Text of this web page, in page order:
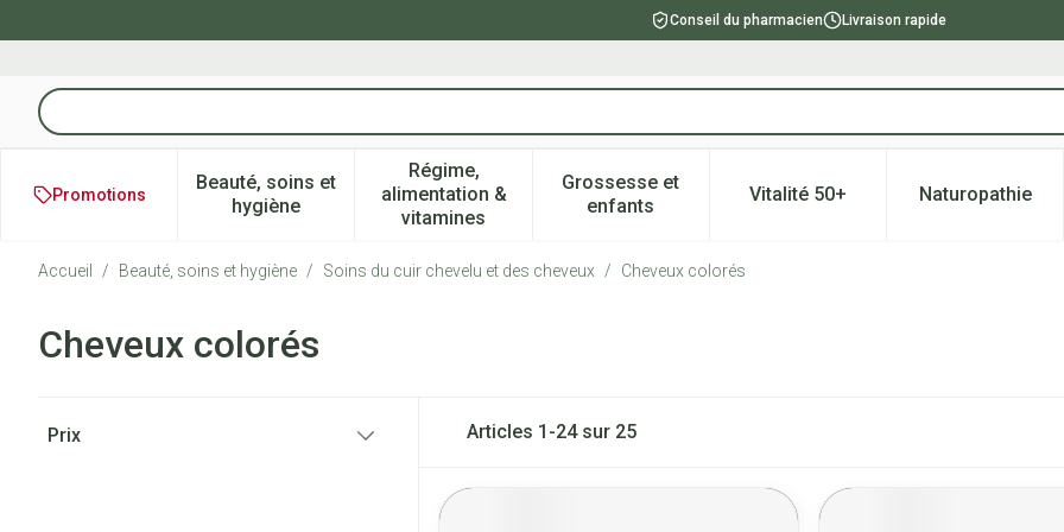
Conseil du pharmacien Livraison rapide
Rechercher
Promotions
Beauté, soins et
hygièneAfficher le sous-menu pour la catégorie Beauté, soins et hygiène
Régime,
alimentation &
vitamines
Afficher le sous-menu pour la catégorie Régime, alimentation &
Grossesse et
enfantsAfficher le sous-menu pour la catégorie
Vitalité 50+Afficher le sous-menu pour la
Naturopathie
Afficher
Accueil / Beauté, soins et hygiène / Soins du cuir chevelu et des cheveux / Cheveux colorés
Cheveux colorés
Prix
Articles 1 -24sur 25